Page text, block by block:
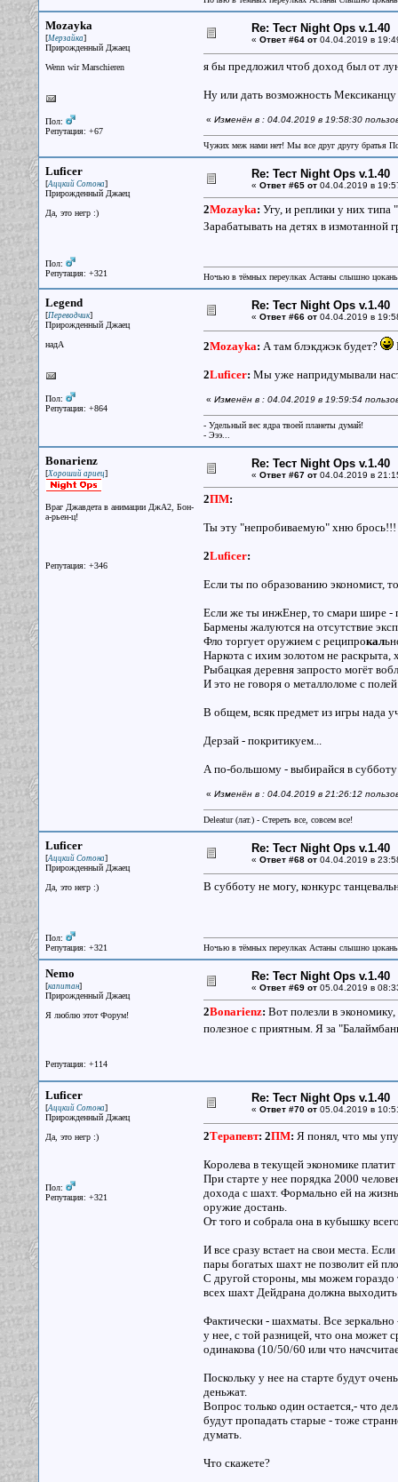
Mozayka
[Мерзайка]
Прирожденный Джаец
Wenn wir Marschieren
Пол:
Репутация: +67
Re: Тест Night Ops v.1.40
« Ответ #64 от04.04.2019 в
я бы предложил чтоб доход был от
Ну или дать возможность
« Изменён в : 04.04.2019 в 19:58:30
Чужих меж нами нет! Мы все друг другу братья
Luficer
[Аццкий Сотона]
Прирожденный Джаец
Да, это негр :)
Пол:
Репутация: +321
Re: Тест Night Ops v.1.40
« Ответ #65 от04.04.2019 в
2Mozayka: Угу, и реплики у них типа
Зарабатывать на детях в измотанной
Ночью в тёмных переулках Астаны слышно
Legend
[Переводчик]
Прирожденный Джаец
надА
Пол:
Репутация: +864
Re: Тест Night Ops v.1.40
« Ответ #66 от04.04.2019 в
2Mozayka: А там блэкджэк будет?
2Luficer: Мы уже напридумывали
« Изменён в : 04.04.2019 в 19:59:54
- Удельный вес ядра твоей планеты думай!
- Эээ...
Bonarienz
[Хороший ариец]
Враг Джавдета в анимации ДжА2, Бон-
а-рьен-ц!
Репутация: +346
Re: Тест Night Ops v.1.40
« Ответ #67 от04.04.2019 в
2ПМ:
Ты эту "непробиваемую" хню брось!!!
2Luficer:
Если ты по образованию экономист,
Если же ты инжЕнер, то смари шире
Бармены жалуются на отсутствие
Фло торгует оружием с реципрокал
Наркота с ихим золотом не
Рыбацкая деревня запросто могёт
И это не говоря о металлоломе с
В общем, всяк предмет из игры нада
Дерзай - покритикуем...
А по-большому - выбирайся в
« Изменён в : 04.04.2019 в 21:26:12
Deleatur (лат.) - Стереть все, совсем все!
Luficer
[Аццкий Сотона]
Прирожденный Джаец
Да, это негр :)
Пол:
Репутация: +321
Re: Тест Night Ops v.1.40
« Ответ #68 от04.04.2019 в
В субботу не могу, конкурс
Ночью в тёмных переулках Астаны слышно
Nemo
[капитан]
Прирожденный Джаец
Я люблю этот Форум!
Репутация: +114
Re: Тест Night Ops v.1.40
« Ответ #69 от05.04.2019 в
2Bonarienz: Вот полезли в
полезное с приятным. Я за
Luficer
[Аццкий Сотона]
Прирожденный Джаец
Да, это негр :)
Пол:
Репутация: +321
Re: Тест Night Ops v.1.40
« Ответ #70 от05.04.2019 в
2Терапевт: 2ПМ: Я понял, что мы
Королева в текущей экономике
При старте у нее порядка 2000
дохода с шахт. Формально ей на
оружие достань.
От того и собрала она в кубышку
И все сразу встает на свои места.
пары богатых шахт не позволит ей
С другой стороны, мы можем гораздо
всех шахт Дейдрана должна
Фактически - шахматы. Все зеркально
у нее, с той разницей, что она может
одинакова (10/50/60 или что
Поскольку у нее на старте будут
деньжат.
Вопрос только один остается,- что
будут пропадать старые - тоже
думать.
Что скажете?